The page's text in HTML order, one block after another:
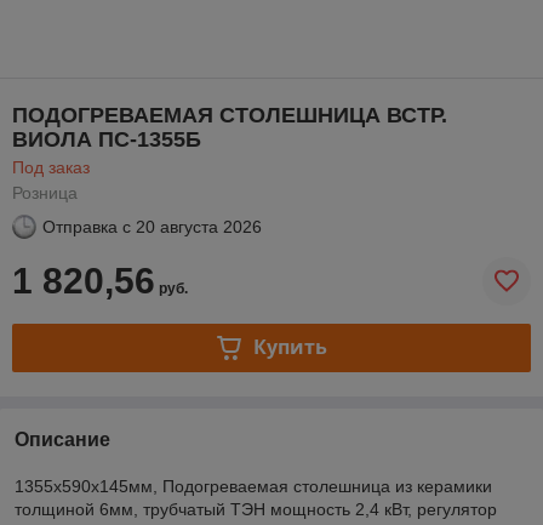
ПОДОГРЕВАЕМАЯ СТОЛЕШНИЦА ВСТР.
ВИОЛА ПС-1355Б
Под заказ
Розница
Отправка с 20 августа 2026
1 820,56 руб.
Купить
Описание
1355х590х145мм, Подогреваемая столешница из керамики
толщиной 6мм, трубчатый ТЭН мощность 2,4 кВт, регулятор